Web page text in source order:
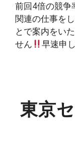
前回4倍の競争
関連の仕事を
とで案内をい
せん
早速申
東京